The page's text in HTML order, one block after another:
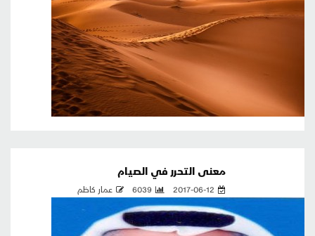
معنى التحرر في الصيام
2017-06-12
6039 عمار كاظم